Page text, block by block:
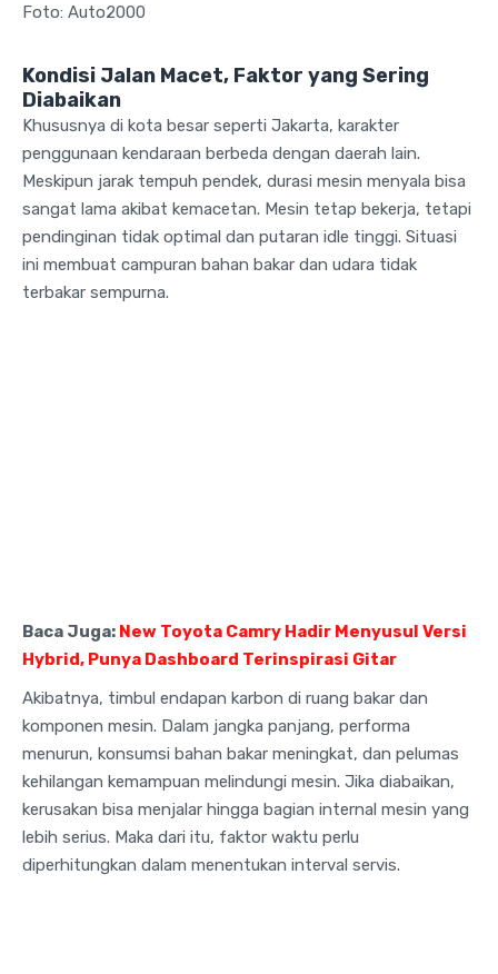
Foto: Auto2000
Kondisi Jalan Macet, Faktor yang Sering
Diabaikan
Khususnya di kota besar seperti Jakarta, karakter
penggunaan kendaraan berbeda dengan daerah lain.
Meskipun jarak tempuh pendek, durasi mesin menyala bisa
sangat lama akibat kemacetan. Mesin tetap bekerja, tetapi
pendinginan tidak optimal dan putaran idle tinggi. Situasi
ini membuat campuran bahan bakar dan udara tidak
terbakar sempurna.
Baca Juga: New Toyota Camry Hadir Menyusul Versi
Hybrid, Punya Dashboard Terinspirasi Gitar
Akibatnya, timbul endapan karbon di ruang bakar dan
komponen mesin. Dalam jangka panjang, performa
menurun, konsumsi bahan bakar meningkat, dan pelumas
kehilangan kemampuan melindungi mesin. Jika diabaikan,
kerusakan bisa menjalar hingga bagian internal mesin yang
lebih serius. Maka dari itu, faktor waktu perlu
diperhitungkan dalam menentukan interval servis.